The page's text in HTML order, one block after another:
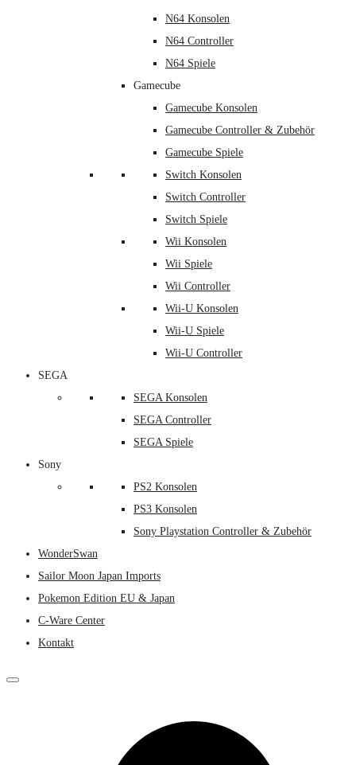
N64 Konsolen
N64 Controller
N64 Spiele
Gamecube
Gamecube Konsolen
Gamecube Controller & Zubehör
Gamecube Spiele
Switch Konsolen
Switch Controller
Switch Spiele
Wii Konsolen
Wii Spiele
Wii Controller
Wii-U Konsolen
Wii-U Spiele
Wii-U Controller
SEGA
SEGA Konsolen
SEGA Controller
SEGA Spiele
Sony
PS2 Konsolen
PS3 Konsolen
Sony Playstation Controller & Zubehör
WonderSwan
Sailor Moon Japan Imports
Pokemon Edition EU & Japan
C-Ware Center
Kontakt